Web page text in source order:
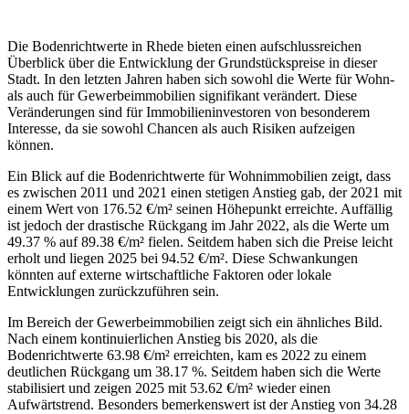
Die Bodenrichtwerte in Rhede bieten einen aufschlussreichen
Überblick über die Entwicklung der Grundstückspreise in dieser
Stadt. In den letzten Jahren haben sich sowohl die Werte für Wohn-
als auch für Gewerbeimmobilien signifikant verändert. Diese
Veränderungen sind für Immobilieninvestoren von besonderem
Interesse, da sie sowohl Chancen als auch Risiken aufzeigen
können.
Ein Blick auf die Bodenrichtwerte für Wohnimmobilien zeigt, dass
es zwischen 2011 und 2021 einen stetigen Anstieg gab, der 2021 mit
einem Wert von 176.52 €/m² seinen Höhepunkt erreichte. Auffällig
ist jedoch der drastische Rückgang im Jahr 2022, als die Werte um
49.37 % auf 89.38 €/m² fielen. Seitdem haben sich die Preise leicht
erholt und liegen 2025 bei 94.52 €/m². Diese Schwankungen
könnten auf externe wirtschaftliche Faktoren oder lokale
Entwicklungen zurückzuführen sein.
Im Bereich der Gewerbeimmobilien zeigt sich ein ähnliches Bild.
Nach einem kontinuierlichen Anstieg bis 2020, als die
Bodenrichtwerte 63.98 €/m² erreichten, kam es 2022 zu einem
deutlichen Rückgang um 38.17 %. Seitdem haben sich die Werte
stabilisiert und zeigen 2025 mit 53.62 €/m² wieder einen
Aufwärtstrend. Besonders bemerkenswert ist der Anstieg von 34.28